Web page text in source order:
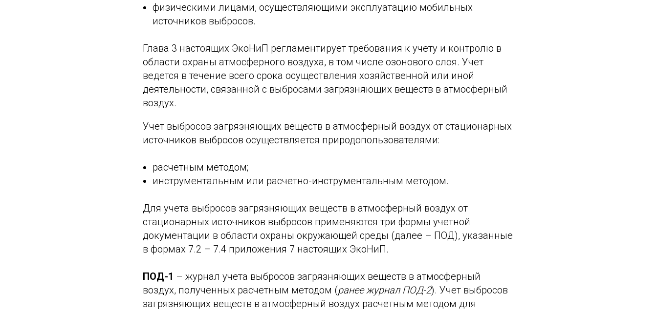
физическими лицами, осуществляющими эксплуатацию мобильных
источников выбросов.
Глава 3 настоящих ЭкоНиП регламентирует требования к учету и контролю в
области охраны атмосферного воздуха, в том числе озонового слоя. Учет
ведется в течение всего срока осуществления хозяйственной или иной
деятельности, связанной с выбросами загрязняющих веществ в атмосферный
воздух.
Учет выбросов загрязняющих веществ в атмосферный воздух от стационарных
источников выбросов осуществляется природопользователями:
расчетным методом;
инструментальным или расчетно-инструментальным методом.
Для учета выбросов загрязняющих веществ в атмосферный воздух от
стационарных источников выбросов применяются три формы учетной
документации в области охраны окружающей среды (далее – ПОД), указанные
в формах 7.2 – 7.4 приложения 7 настоящих ЭкоНиП.
ПОД-1 – журнал учета выбросов загрязняющих веществ в атмосферный
воздух, полученных расчетным методом (ранее журнал ПОД-2). Учет выбросов
загрязняющих веществ в атмосферный воздух расчетным методом для